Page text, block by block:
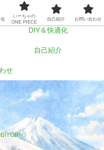
旅行・車中泊
DIY＆快適化
自己紹介
せ
いーちゃの
ONE PIECE
自己紹介 お問い合わせ